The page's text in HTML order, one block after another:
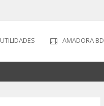
UTILIDADES AMADORA BD